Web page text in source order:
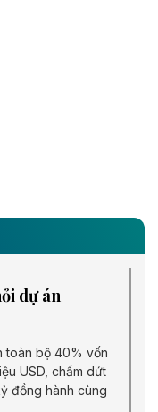
dự án
toàn bộ 40% vốn
USD, chấm dứt
đồng hành cùng